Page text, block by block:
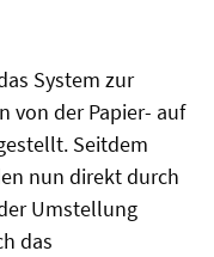
System zur
von der Papier- auf
Seitdem
nun direkt durch
Umstellung
das